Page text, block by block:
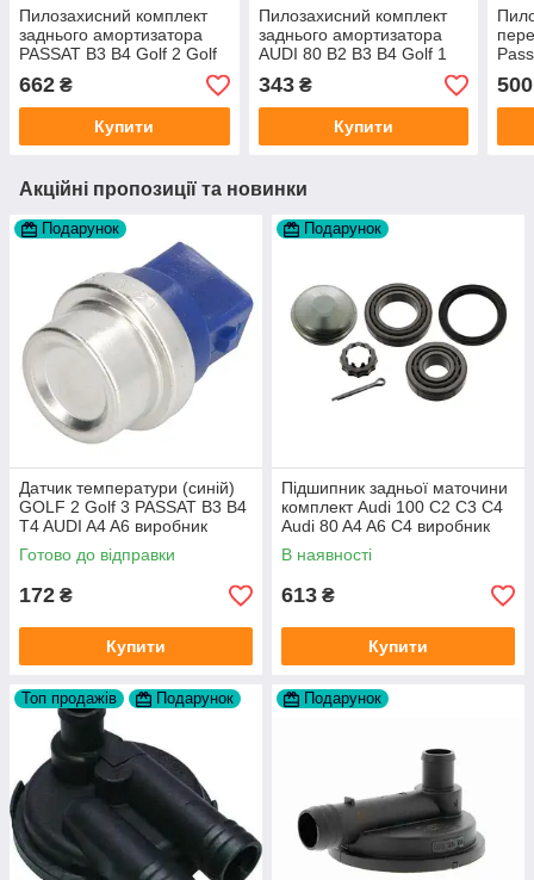
Пилозахисний комплект
заднього амортизатора
PASSAT B3 B4 Golf 2 Golf
662 ₴
Купити
Пилозахисний комплект
заднього амортизатора
AUDI 80 B2 B3 B4 Golf 1
343₴
Купити
500
Акційні пропозиції та новинки
Подарунок
Датчик температури (синій)
GOLF 2 Golf 3 PASSAT B3 B4
T4 AUDI A4 A6 виробник
Topran Німеччина
Готово до відправки
172 ₴
Купити
Подарунок
Підшипник задньої маточини
комплект Audi 100 C2 C3 C4
Audi 80 A4 A6 C4 виробник
FAG
В наявності
613 ₴
Купити
Топ продажів Подарунок Подарунок